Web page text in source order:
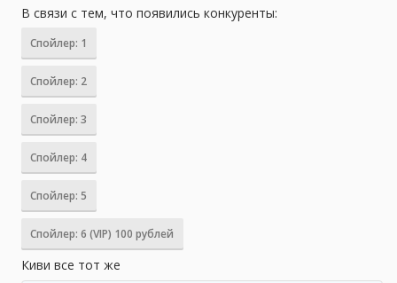
В связи с тем, что появились конкуренты:
Спойлер: 1
Спойлер: 2
Спойлер: 3
Спойлер: 4
Спойлер: 5
Спойлер: 6 (VIP) 100 рублей
Киви все тот же